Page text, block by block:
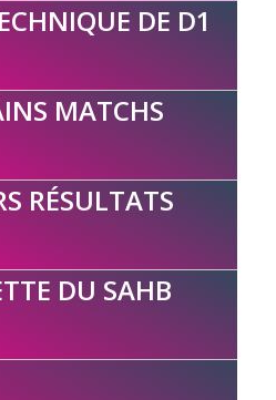
DE D1
MATCHS
RÉSULTATS
DU SAHB